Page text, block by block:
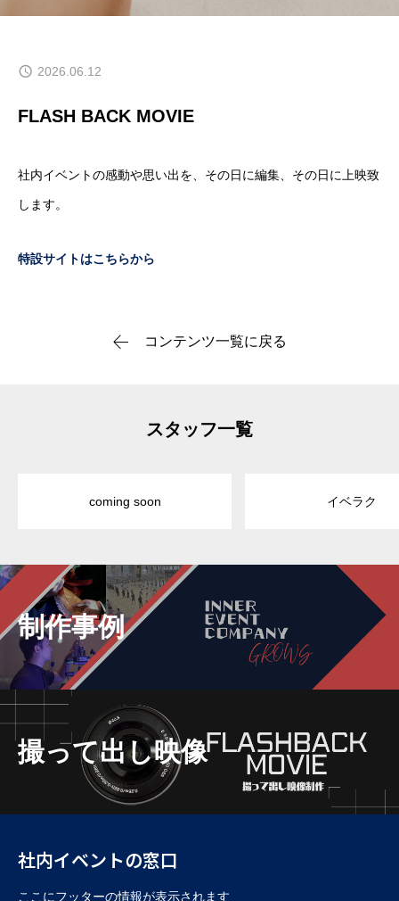
ブログ
2026.06.12
FLASH BACK MOVIE
社内イベントの感動や思い出を、その日に編集、その日に上映致
します。
特設サイトはこちらから
コンテンツ一覧に戻る
スタッフ一覧
coming soon イベラク
制作事例
撮って出し映像
社内イベントの窓口
ここにフッターの情報が表示されます